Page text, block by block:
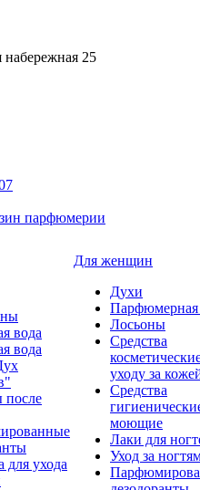
набережная 25
вода
вода
после
для ухода
Для женщин
Духи
Парфюмерная
Лосьоны
Средства
уходу за
Средства
моющие
Лаки для
Уход за